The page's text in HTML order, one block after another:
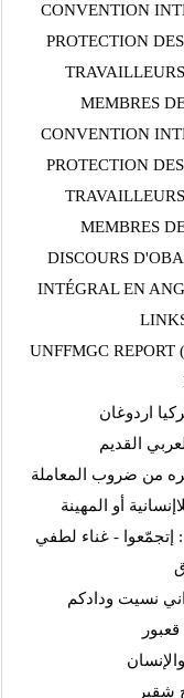
CONVENTION
PROTECTION
MEMBRES
CONVENTION
PROTECTION
MEMBRES
DISCOURS
INTÉGRAL EN
UNFFMGC REPORT
اردوغان
القديم
من ضروب المعاملة
أو المهينة
إتجمّعوا - غناء لطفي
اني نسيت ودادكم
شقير